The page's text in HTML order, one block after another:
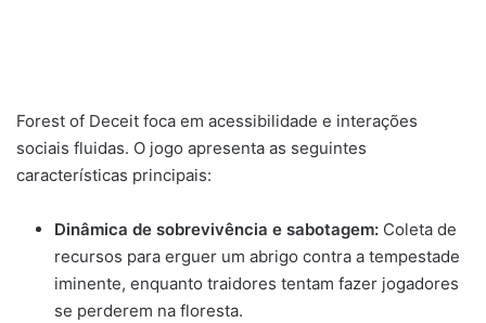
Forest of Deceit foca em acessibilidade e interações
sociais fluidas. O jogo apresenta as seguintes
características principais:
Dinâmica de sobrevivência e sabotagem: Coleta de
recursos para erguer um abrigo contra a tempestade
iminente, enquanto traidores tentam fazer jogadores
se perderem na floresta.